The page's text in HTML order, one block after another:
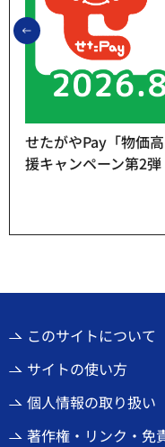
前のスライドを表示
せたがやPay「物価
援キャンペーン第2弾
このサイトについて
サイトの使い方
個人情報の取り扱い
著作権・リンク・免